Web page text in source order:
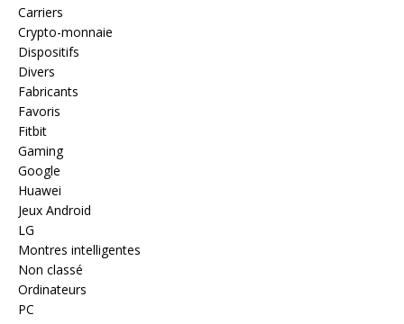
Carriers
Crypto-monnaie
Dispositifs
Divers
Fabricants
Favoris
Fitbit
Gaming
Google
Huawei
Jeux Android
LG
Montres intelligentes
Non classé
Ordinateurs
PC